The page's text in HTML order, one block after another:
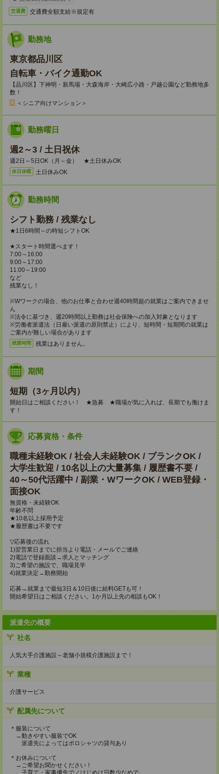
交通費 交通費全額支給※規定有
勤務地
東京都品川区
自転車・バイク通勤OK
【品川区】下神明・新馬場・大森海岸・大崎広小路・戸越公園など勤務地多
数！
＜シニア向けマンション＞
勤務曜日
週2～3 / 土日祝休
週2日～5日OK（月～金） ★土日休みOK
休日休暇 土日休みOK
勤務時間
シフト勤務 / 残業なし
★1日6時間～の時短シフトOK
★スタート時間選べます！
7:00～16:00
9:00～17:00
11:00～19:00
など
残業なし！
※Wワークの場合、他のお仕事と合わせ週40時間超の就業はご案内できませ
ん
※法令に基づき、週20時間以上勤務は社会保険への加入対象となります
※労働者派遣法（日雇い派遣の原則禁止）により、短時間・短期間の就業は
ご案内が難しい場合があります
残業時間 残業はありません。
期間
短期（3ヶ月以内）
開始日はご相談ください！ ★急募 ★職場が気に入れば、長期でも働けま
す！
応募資格・条件
職種未経験OK / 社会人未経験OK / ブランクOK /
大学生歓迎 / 10名以上の大量募集 / 履歴書不要 /
40～50代活躍中 / 副業・WワークOK / WEB登録・
面接OK
無資格・未経験OK
年齢不問
★10名以上採用予定
★履歴書は不要です
▽応募後の流れ
1)翌営業日までに担当より電話・メールでご連絡
2)電話で登録面談→求人とマッチング
3)ご希望の施設で、職場見学
4)就業決定→勤務開始
応募→就業まで最短3日＆10日後に給料GETも可！
開始希望日はご相談ください。1か月以上先の相談もOK！
派遣先の概要
社名
人気大手介護施設～老舗小規模介護施設まで！
業種
介護サービス
配属先について
＊服装について
→動きやすい服装でOK
派遣先によってはポロシャツの貸与あり
＊お休みについて
→ご希望お聞かせください！
子育て・家事優先で／はじめは日数少なめで